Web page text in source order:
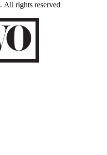
. All rights reserved